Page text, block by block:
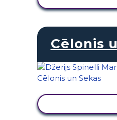
Cēlonis